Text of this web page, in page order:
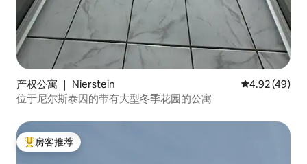
产权公寓 ｜ Nierstein 平均评分
4.92 (49)
位于尼尔斯泰因的带有大型冬季花园的公寓
热门「房客推荐」
房客推荐